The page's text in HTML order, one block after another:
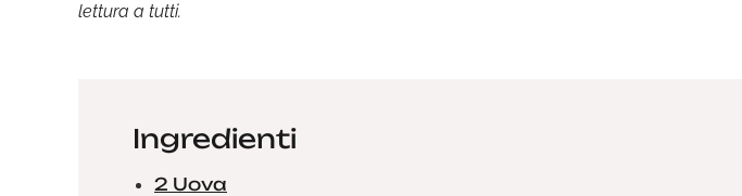
lettura a tutti.
Ingredienti
2 Uova